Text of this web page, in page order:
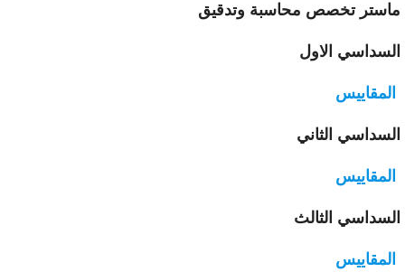
تخصص محاسبة وتدقيق
الاول
الثاني
الثالث